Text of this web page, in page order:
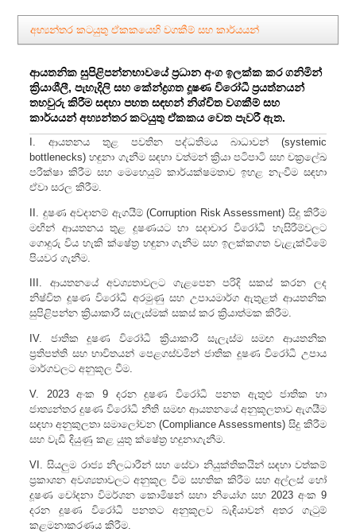
අභ්‍යන්තර කටයුතු ඒකකයෙහි වගකීම් සහ කාර්යයන්
ආයතනික සුපිළිපන්නභාවයේ ප්‍රධාන අංග ඉලක්ක කර ගනිමින්
ක්‍රියාශීලී, පැහැදිලි සහ කේන්ද්‍රගත දූෂණ විරෝධී ප්‍රයත්නයන්
තහවුරු කිරීම සඳහා පහත සඳහන් නිශ්චිත වගකීම් සහ
කාර්යයන් අභ්‍යන්තර කටයුතු ඒකකය වෙත පැවරී ඇත.
I. ආයතනය තුළ පවතින පද්ධතිමය බාධාවන් (systemic
bottlenecks) හඳුනා ගැනීම සඳහා වත්මන් ක්‍රියා පටිපාටි සහ චක්‍රලේඛ
පරීක්ෂා කිරීම සහ මෙහෙයුම් කාර්යක්ෂමතාව ඉහළ නැංවීම සඳහා
ඒවා සරල කිරීම.
II. දුෂණ අවදානම් ඇගයීම් (Corruption Risk Assessment) සිදු කිරීම
මඟින් ආයතනය තුළ දූෂණයට හා සදාචාර විරෝධී හැසිරීම්වලට
ගොදුරු විය හැකි ක්ෂේත්‍ර හඳුනා ගැනීම සහ ඉලක්කගත වැළැක්වීමේ
පියවර ගැනීම.
III. ආයතනයේ අවශ්‍යතාවලට ගැළපෙන පරිදි සකස් කරන ලද
නිෂ්චිත දූෂණ විරෝධී අරමුණු සහ උපායමාර්ග ඇතුළත් ආයතනික
සුපිළිපන්න ක්‍රියාකාරී සැලැස්මක් සකස් කර ක්‍රියාත්මක කිරීම.
IV. ජාතික දූෂණ විරෝධී ක්‍රියාකාරී සැලැස්ම සමඟ ආයතනික
ප්‍රතිපත්ති සහ භාවිතයන් පෙළගස්වමින් ජාතික දූෂණ විරෝධී උපාය
මාර්ගවලට අනුකූල වීම.
V. 2023 අංක 9 දරන දුෂණ විරෝධී පනත ඇතුළු ජාතික හා
ජාත්‍යන්තර දුෂණ විරෝධී නීති සමඟ ආයතනයේ අනුකූලතාව ඇගයීම
සඳහා අනුකුලතා සමාලෝචන (Compliance Assessments) සිදු කිරීම
සහ වැඩි දියුණු කළ යුතු ක්ෂේත්‍ර හදුනාගැනීම.
VI. සියලුම රාජ්‍ය නිලධාරීන් සහ සේවා නියුක්තිකයින් සඳහා වත්කම්
ප්‍රකාශන අවශ්‍යතාවලට අනුකූල වීම සහතික කිරීම සහ අල්ලස් හෝ
දූෂණ චෝදනා විමර්ශන කොමිෂන් සභා නියෝග සහ 2023 අංක 9
දරන දූෂණ විරෝධී පනතට අනුකූලව බැඳියාවන් අතර ගැටුම්
කළමනාකරණය කිරීම.